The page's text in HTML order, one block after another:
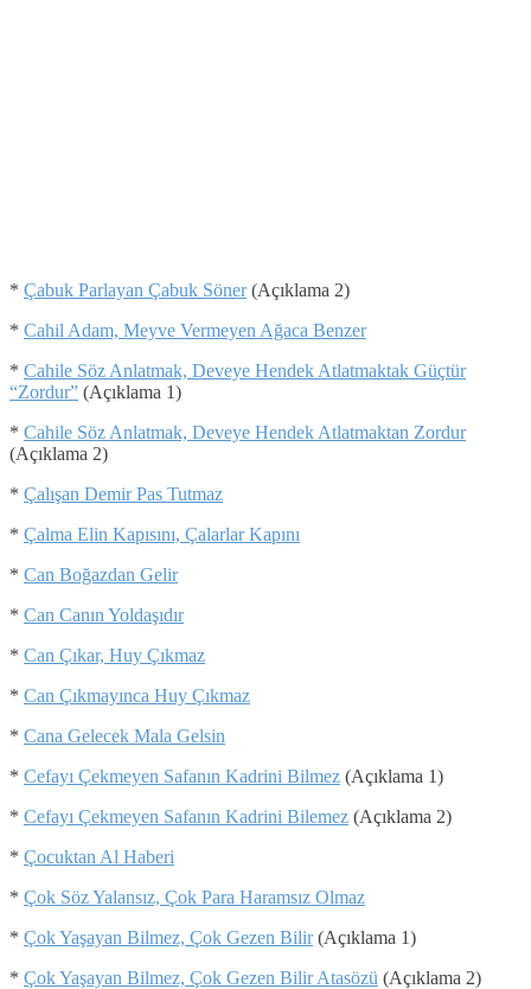
* Çabuk Parlayan Çabuk Söner(Açıklama 2)
* Cahil Adam, Meyve Vermeyen Ağaca Benzer
* Cahile Söz Anlatmak, Deveye Hendek Atlatmaktak Güçtür
“Zordur” (Açıklama 1)
* Cahile Söz Anlatmak, Deveye Hendek Atlatmaktan Zordur
(Açıklama 2)
* Çalışan Demir Pas Tutmaz
* Çalma Elin Kapısını, Çalarlar Kapını
* Can Boğazdan Gelir
* Can Canın Yoldaşıdır
* Can Çıkar, Huy Çıkmaz
* Can Çıkmayınca Huy Çıkmaz
* Cana Gelecek Mala Gelsin
* Cefayı Çekmeyen Safanın Kadrini Bilmez (Açıklama 1)
* Cefayı Çekmeyen Safanın Kadrini Bilemez (Açıklama 2)
* Çocuktan Al Haberi
* Çok Söz Yalansız, Çok Para Haramsız Olmaz
* Çok Yaşayan Bilmez, Çok Gezen Bilir(Açıklama 1)
* Çok Yaşayan Bilmez, Çok Gezen Bilir Atasözü (Açıklama 2)